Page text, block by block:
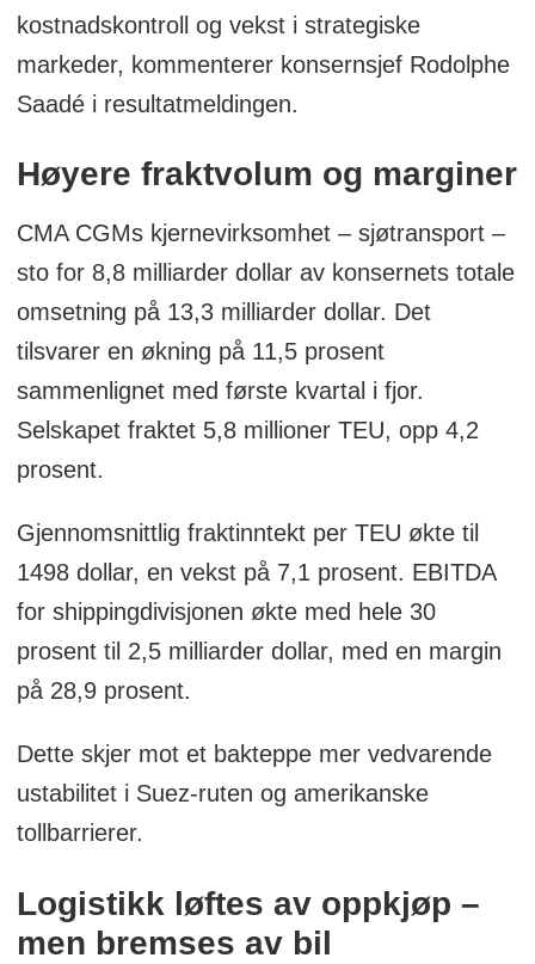
kostnadskontroll og vekst i strategiske
markeder, kommenterer konsernsjef Rodolphe
Saadé i resultatmeldingen.
Høyere fraktvolum og marginer
CMA CGMs kjernevirksomhet – sjøtransport –
sto for 8,8 milliarder dollar av konsernets totale
omsetning på 13,3 milliarder dollar. Det
tilsvarer en økning på 11,5 prosent
sammenlignet med første kvartal i fjor.
Selskapet fraktet 5,8 millioner TEU, opp 4,2
prosent.
Gjennomsnittlig fraktinntekt per TEU økte til
1498 dollar, en vekst på 7,1 prosent. EBITDA
for shippingdivisjonen økte med hele 30
prosent til 2,5 milliarder dollar, med en margin
på 28,9 prosent.
Dette skjer mot et bakteppe mer vedvarende
ustabilitet i Suez-ruten og amerikanske
tollbarrierer.
Logistikk løftes av oppkjøp –
men bremses av bil